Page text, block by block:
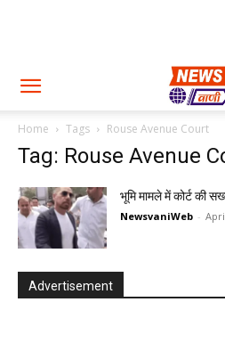
Home Tags Rouse Avenue Court
Tag: Rouse Avenue
भूमि मामले में कोर्ट की
NewsvaniWeb -
Advertisement